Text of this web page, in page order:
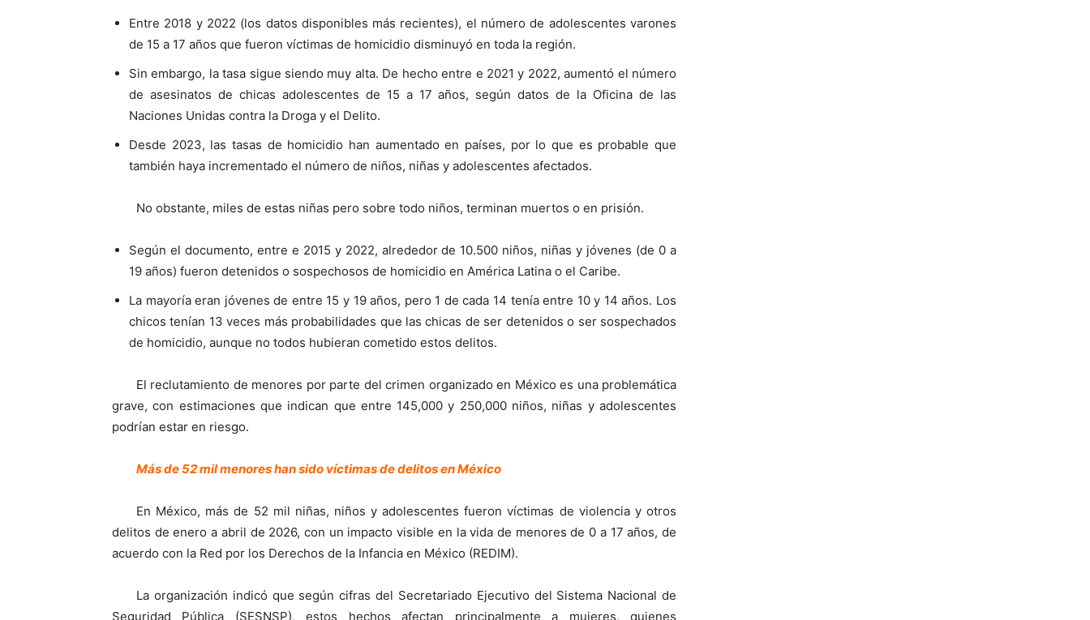
Entre 2018 y 2022 (los datos disponibles más recientes), el número de adolescentes varones
de 15 a 17 años que fueron víctimas de homicidio disminuyó en toda la región.
Sin embargo, la tasa sigue siendo muy alta. De hecho entre e 2021 y 2022, aumentó el número
de asesinatos de chicas adolescentes de 15 a 17 años, según datos de la Oficina de las
Naciones Unidas contra la Droga y el Delito.
Desde 2023, las tasas de homicidio han aumentado en países, por lo que es probable que
también haya incrementado el número de niños, niñas y adolescentes afectados.
No obstante, miles de estas niñas pero sobre todo niños, terminan muertos o en prisión.
Según el documento, entre e 2015 y 2022, alrededor de 10.500 niños, niñas y jóvenes (de 0 a
19 años) fueron detenidos o sospechosos de homicidio en América Latina o el Caribe.
La mayoría eran jóvenes de entre 15 y 19 años, pero 1 de cada 14 tenía entre 10 y 14 años. Los
chicos tenían 13 veces más probabilidades que las chicas de ser detenidos o ser sospechados
de homicidio, aunque no todos hubieran cometido estos delitos.
El reclutamiento de menores por parte del crimen organizado en México es una problemática
grave, con estimaciones que indican que entre 145,000 y 250,000 niños, niñas y adolescentes
podrían estar en riesgo.
Más de 52 mil menores han sido víctimas de delitos en México
En México, más de 52 mil niñas, niños y adolescentes fueron víctimas de violencia y otros
delitos de enero a abril de 2026, con un impacto visible en la vida de menores de 0 a 17 años, de
acuerdo con la Red por los Derechos de la Infancia en México (REDIM).
La organización indicó que según cifras del Secretariado Ejecutivo del Sistema Nacional de
Seguridad Pública (SESNSP), estos hechos afectan principalmente a mujeres, quienes